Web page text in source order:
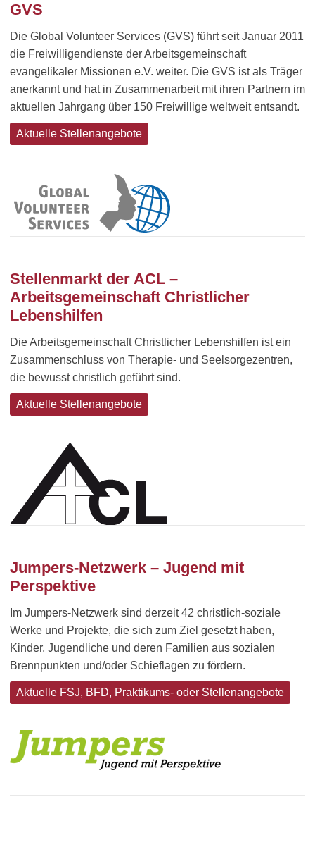
GVS
Die Global Volunteer Services (GVS) führt seit Januar 2011
die Freiwilligendienste der Arbeitsgemeinschaft
evangelikaler Missionen e.V. weiter. Die GVS ist als Träger
anerkannt und hat in Zusammenarbeit mit ihren Partnern im
aktuellen Jahrgang über 150 Freiwillige weltweit entsandt.
Aktuelle Stellenangebote
Stellenmarkt der ACL –
Arbeitsgemeinschaft Christlicher
Lebenshilfen
Die Arbeitsgemeinschaft Christlicher Lebenshilfen ist ein
Zusammenschluss von Therapie- und Seelsorgezentren,
die bewusst christlich geführt sind.
Aktuelle Stellenangebote
Jumpers-Netzwerk – Jugend mit
Perspektive
Im Jumpers-Netzwerk sind derzeit 42 christlich-soziale
Werke und Projekte, die sich zum Ziel gesetzt haben,
Kinder, Jugendliche und deren Familien aus sozialen
Brennpunkten und/oder Schieflagen zu fördern.
Aktuelle FSJ, BFD, Praktikums- oder Stellenangebote